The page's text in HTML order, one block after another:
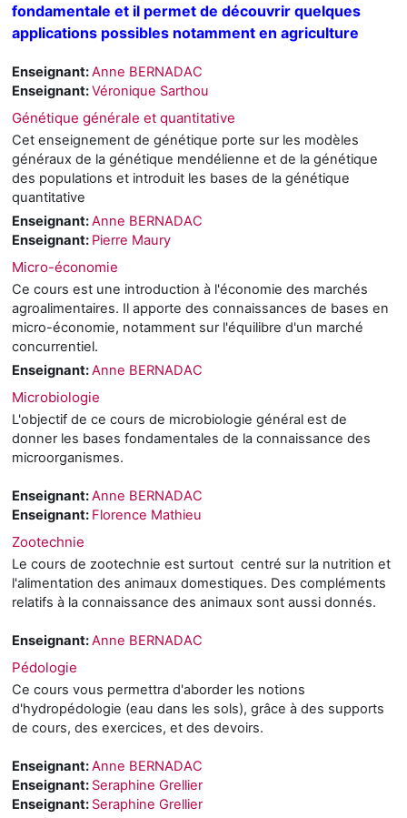
fondamentale et il permet de découvrir quelques
applications possibles notamment en agriculture
Enseignant:Anne BERNADAC
Enseignant:Véronique Sarthou
Génétique générale et quantitative
Cet enseignement de génétique porte sur les modèles
généraux de la génétique mendélienne et de la génétique
des populations et introduit les bases de la génétique
quantitative
Enseignant:Anne BERNADAC
Enseignant: Pierre Maury
Micro-économie
Ce cours est une introduction à l'économie des marchés
agroalimentaires. Il apporte des connaissances de bases en
micro-économie, notamment sur l'équilibre d'un marché
concurrentiel.
Enseignant:Anne BERNADAC
Microbiologie
L'objectif de ce cours de microbiologie général est de
donner les bases fondamentales de la connaissance des
microorganismes.
Enseignant:Anne BERNADAC
Enseignant: Florence Mathieu
Zootechnie
Le cours de zootechnie est surtout centré sur la nutrition et
l'alimentation des animaux domestiques. Des compléments
relatifs à la connaissance des animaux sont aussi donnés.
Enseignant:Anne BERNADAC
Pédologie
Ce cours vous permettra d'aborder les notions
d'hydropédologie (eau dans les sols), grâce à des supports
de cours, des exercices, et des devoirs.
Enseignant:Anne BERNADAC
Enseignant: Seraphine Grellier
Enseignant: Seraphine Grellier